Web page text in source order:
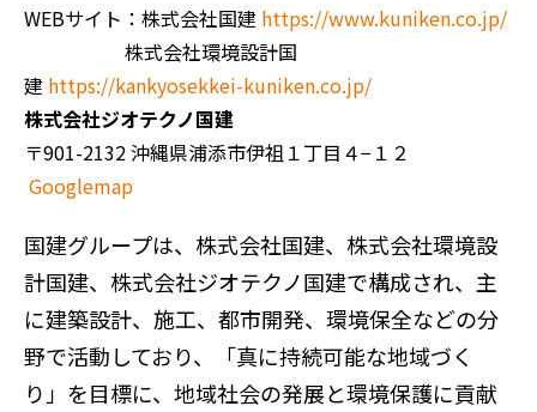
WEBサイト：株式会社国建 https://www.kuniken.co.jp/
株式会社環境設計国
建 https://kankyosekkei-kuniken.co.jp/
株式会社ジオテクノ国建
〒901-2132 沖縄県浦添市伊祖１丁目４−１２
Googlemap
国建グループは、株式会社国建、株式会社環境設
計国建、株式会社ジオテクノ国建で構成され、主
に建築設計、施工、都市開発、環境保全などの分
野で活動しており、「真に持続可能な地域づく
り」を目標に、地域社会の発展と環境保護に貢献